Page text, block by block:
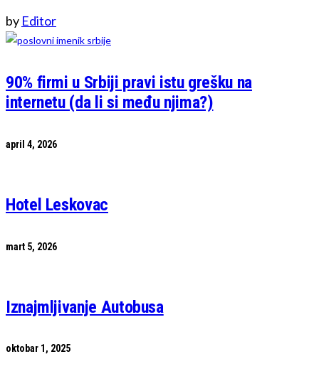
by Editor
90% firmi u Srbiji pravi istu grešku na
internetu (da li si među njima?)
april 4, 2026
Hotel Leskovac
mart 5, 2026
Iznajmljivanje Autobusa
oktobar 1, 2025